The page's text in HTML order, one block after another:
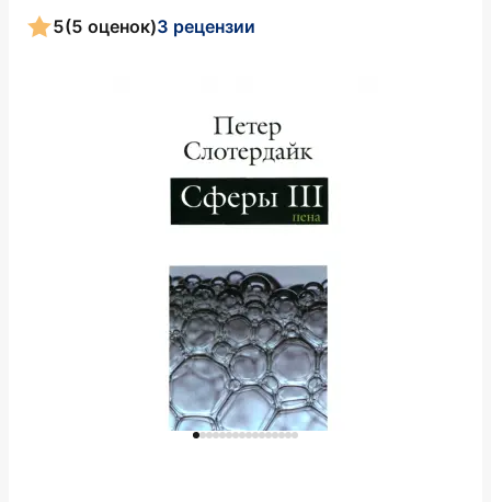
5(5 оценок)3 рецензии